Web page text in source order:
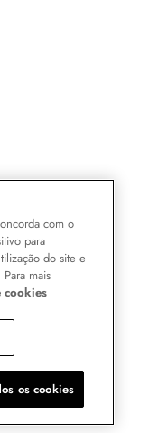
com o
para
do site e
mais
cookies
os cookies